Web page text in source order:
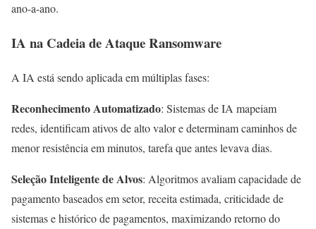
ano-a-ano.
IA na Cadeia de Ataque Ransomware
A IA está sendo aplicada em múltiplas fases:
Reconhecimento Automatizado: Sistemas de IA mapeiam
redes, identificam ativos de alto valor e determinam caminhos de
menor resistência em minutos, tarefa que antes levava dias.
Seleção Inteligente de Alvos: Algoritmos avaliam capacidade de
pagamento baseados em setor, receita estimada, criticidade de
sistemas e histórico de pagamentos, maximizando retorno do